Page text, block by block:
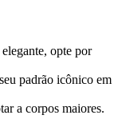
opte por
padrão icônico em
a corpos maiores.